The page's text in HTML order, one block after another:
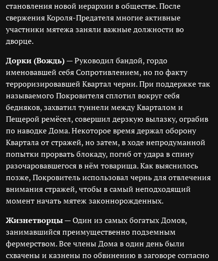
становления новой иерархии в обществе. После
свержения Короля-Предателя многие активные
участники мятежа заняли важные должности во
дворце.
Дорки (Вождь)— Руководил бандой, гордо
именовавшей себя Сопротивлением, но по факту
терроризировавшей Квартал черни. При поддержке так
называемого Покровителя сплотил вокруг себя
бедняков, захватил туннели между Кварталом и
Пещерой ремёсел, совершил дерзкую вылазку, ограбив
по наводке Дома. Некоторое время держал оборону
Квартала от стражей, но затем, в ходе непродуманной
попытки прорвать блокаду, погиб от удара в спину
разочаровавшегося в нём товарища. Как выяснилось
позже, Покровитель использовал чернь для отвлечения
внимания стражей, чтобы в самый неподходящий
момент начать мятеж законнорожденных.
Жизнетворцы— Один из самых богатых Домов,
занимавшийся преимущественно подземным
фермерством. Все члены Дома в один день были
схвачены и казнены по обвинению в заговоре согласно